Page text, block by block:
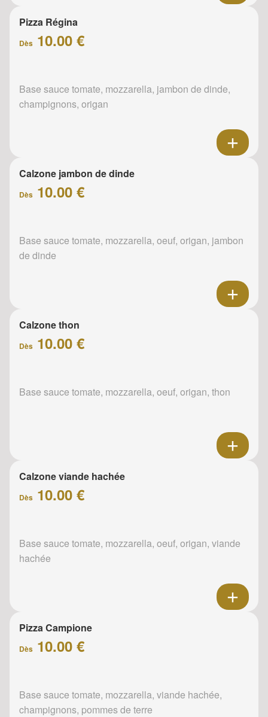
Pizza Régina
Dès 10.00 €
Base sauce tomate, mozzarella, jambon de dinde,
champignons, origan
Calzone jambon de dinde
Dès 10.00 €
Base sauce tomate, mozzarella, oeuf, origan, jambon
de dinde
Calzone thon
Dès 10.00 €
Base sauce tomate, mozzarella, oeuf, origan, thon
Calzone viande hachée
Dès 10.00 €
Base sauce tomate, mozzarella, oeuf, origan, viande
hachée
Pizza Campione
Dès 10.00 €
Base sauce tomate, mozzarella, viande hachée,
champignons, pommes de terre